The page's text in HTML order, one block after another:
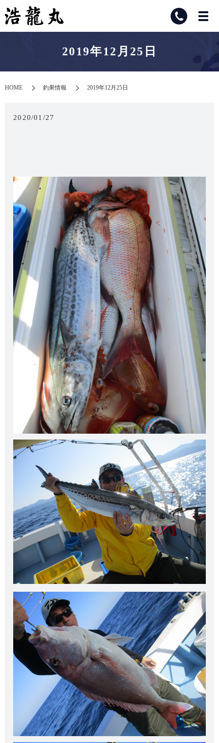
2019年12月25日
HOME 釣果情報 2019年12月25日
2020/01/27